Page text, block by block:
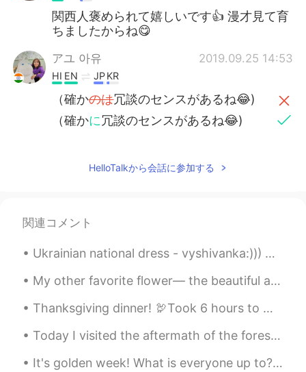
関西人褒められて嬉しいです👍 漫才見て育
ちましたからね😋
アユ 아유 2019.09.25 14:53
HI EN JPKR
（確かのは冗談のセンスがあるね😂)
（確かに冗談のセンスがあるね😂)
HelloTalkから会話に参加する
関連コメント
Ukrainian national dress - vyshivanka:))) Usually it costs from 100$ to 1000$. I have several han...
My other favorite flower— the beautiful and majestic PEONY. I love big, lush, blooms. Peonies c...
Thanksgiving dinner! 🦃Took 6 hours to make everything and 10 minutes for everyone to eat. 😂 Pict...
Today I visited the aftermath of the forest fire in Wyoming. Covered in ash... 🔥so haunting and a...
It's golden week! What is everyone up to? We're drinking (at home!) till the morning 😂 It's been...